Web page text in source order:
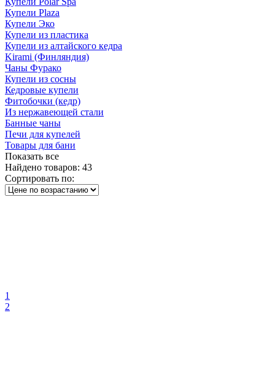
Купели Plaza
Купели Эко
Купели из пластика
Купели из алтайского кедра
Kirami (Финляндия)
Чаны Фурако
Купели из сосны
Кедровые купели
Фитобочки (кедр)
Из нержавеющей стали
Банные чаны
Печи для купелей
Товары для бани
Показать все
Найдено товаров: 43
Сортировать по:
1
2